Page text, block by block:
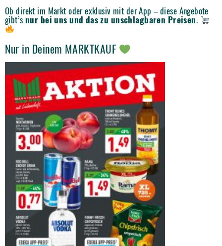
Ob direkt im Markt oder exklusiv mit der App – diese Angebote
gibt’s nur bei uns und das zu unschlagbaren Preisen.
Nur in Deinem MARKTKAUF